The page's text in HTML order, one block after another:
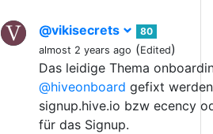
@vikisecrets
80
almost 2 years ago (Edited)
Das leidige Thema
@hiveonboard gefixt
signup.hive.io bzw ecency
für das Signup.